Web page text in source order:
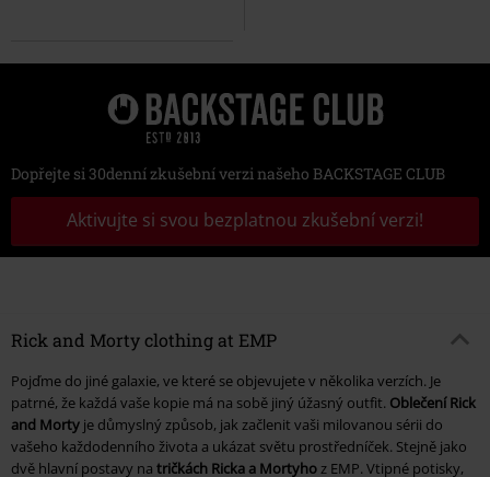
Dopřejte si 30denní zkušební verzi našeho BACKSTAGE CLUB
Aktivujte si svou bezplatnou zkušební verzi!
Rick and Morty clothing at EMP
Pojďme do jiné galaxie, ve které se objevujete v několika verzích. Je
patrné, že každá vaše kopie má na sobě jiný úžasný outfit. Oblečení Rick
and Morty je důmyslný způsob, jak začlenit vaši milovanou sérii do
vašeho každodenního života a ukázat světu prostředníček. Stejně jako
dvě hlavní postavy na tričkách Ricka a Mortyhoz EMP. Vtipné potisky,